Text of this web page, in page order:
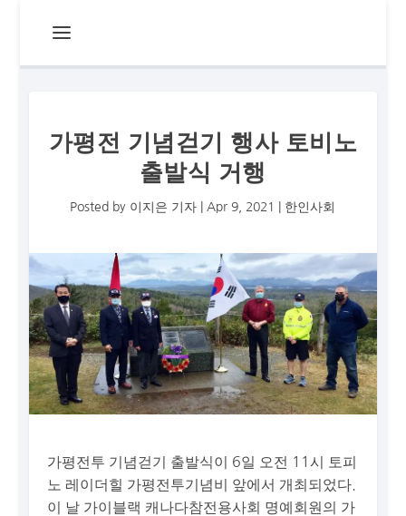
가평전 기념걷기 행사 토비노
출발식 거행
Posted by 이지은 기자 Apr 9, 2021 한인사회
가평전투 기념걷기 출발식이 6일 오전 11시 토피
노 레이더힐 가평전투기념비 앞에서 개최되었다.
이 날 가이블랙 캐나다참전용사회 명예회원의 가